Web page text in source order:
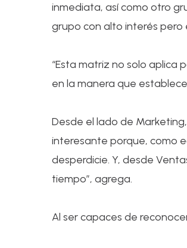
inmediata, así como otro
grupo con alto interés
“Esta matriz no solo aplica
en la manera que
Desde el lado de
interesante porque, como
desperdicie. Y, desde
tiempo”, agrega.
Al ser capaces de